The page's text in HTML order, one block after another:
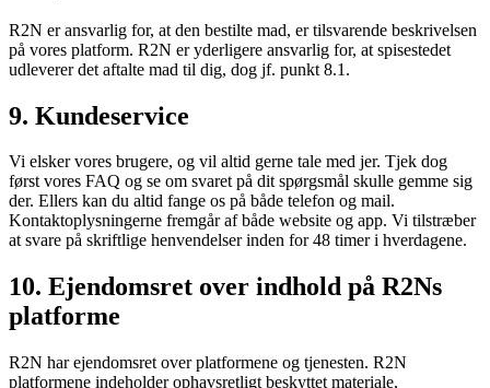
R2N er ansvarlig for, at den bestilte mad, er tilsvarende beskrivelsen
på vores platform. R2N er yderligere ansvarlig for, at spisestedet
udleverer det aftalte mad til dig, dog jf. punkt 8.1.
9. Kundeservice
Vi elsker vores brugere, og vil altid gerne tale med jer. Tjek dog
først vores FAQ og se om svaret på dit spørgsmål skulle gemme sig
der. Ellers kan du altid fange os på både telefon og mail.
Kontaktoplysningerne fremgår af både website og app. Vi tilstræber
at svare på skriftlige henvendelser inden for 48 timer i hverdagene.
10. Ejendomsret over indhold på R2Ns
platforme
R2N har ejendomsret over platformene og tjenesten. R2N
platformene indeholder ophavsretligt beskyttet materiale,